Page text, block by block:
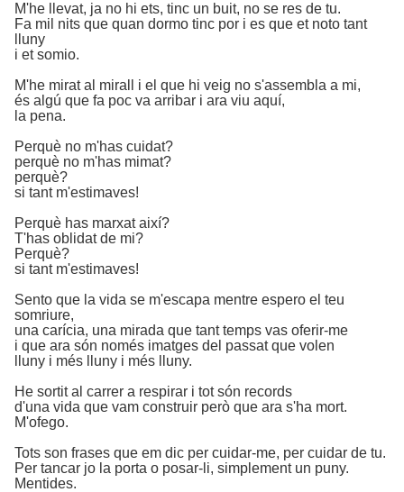
M'he llevat, ja no hi ets, tinc un buit, no se res de tu.
Fa mil nits que quan dormo tinc por i es que et noto tant
lluny
i et somio.
M'he mirat al mirall i el que hi veig no s'assembla a mi,
és algú que fa poc va arribar i ara viu aquí,
la pena.
Perquè no m'has cuidat?
perquè no m'has mimat?
perquè?
si tant m'estimaves!
Perquè has marxat així?
T'has oblidat de mi?
Perquè?
si tant m'estimaves!
Sento que la vida se m'escapa mentre espero el teu
somriure,
una carícia, una mirada que tant temps vas oferir-me
i que ara són només imatges del passat que volen
lluny i més lluny i més lluny.
He sortit al carrer a respirar i tot són records
d'una vida que vam construir però que ara s'ha mort.
M'ofego.
Tots son frases que em dic per cuidar-me, per cuidar de tu.
Per tancar jo la porta o posar-li, simplement un puny.
Mentides.